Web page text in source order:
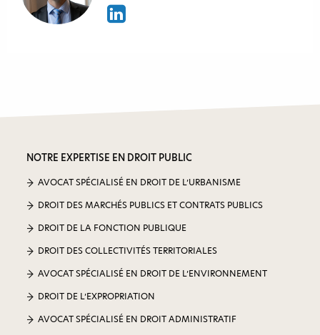
NOTRE EXPERTISE EN DROIT PUBLIC
AVOCAT SPÉCIALISÉ EN DROIT DE L’URBANISME
DROIT DES MARCHÉS PUBLICS ET CONTRATS PUBLICS
DROIT DE LA FONCTION PUBLIQUE
DROIT DES COLLECTIVITÉS TERRITORIALES
AVOCAT SPÉCIALISÉ EN DROIT DE L’ENVIRONNEMENT
DROIT DE L’EXPROPRIATION
AVOCAT SPÉCIALISÉ EN DROIT ADMINISTRATIF